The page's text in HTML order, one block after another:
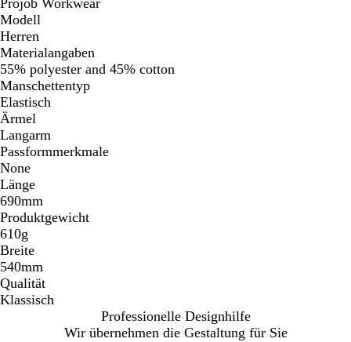
Projob Workwear
Modell
Herren
Materialangaben
55% polyester and 45% cotton
Manschettentyp
Elastisch
Ärmel
Langarm
Passformmerkmale
None
Länge
690mm
Produktgewicht
610g
Breite
540mm
Qualität
Klassisch
Professionelle Designhilfe
Wir übernehmen die Gestaltung für Sie